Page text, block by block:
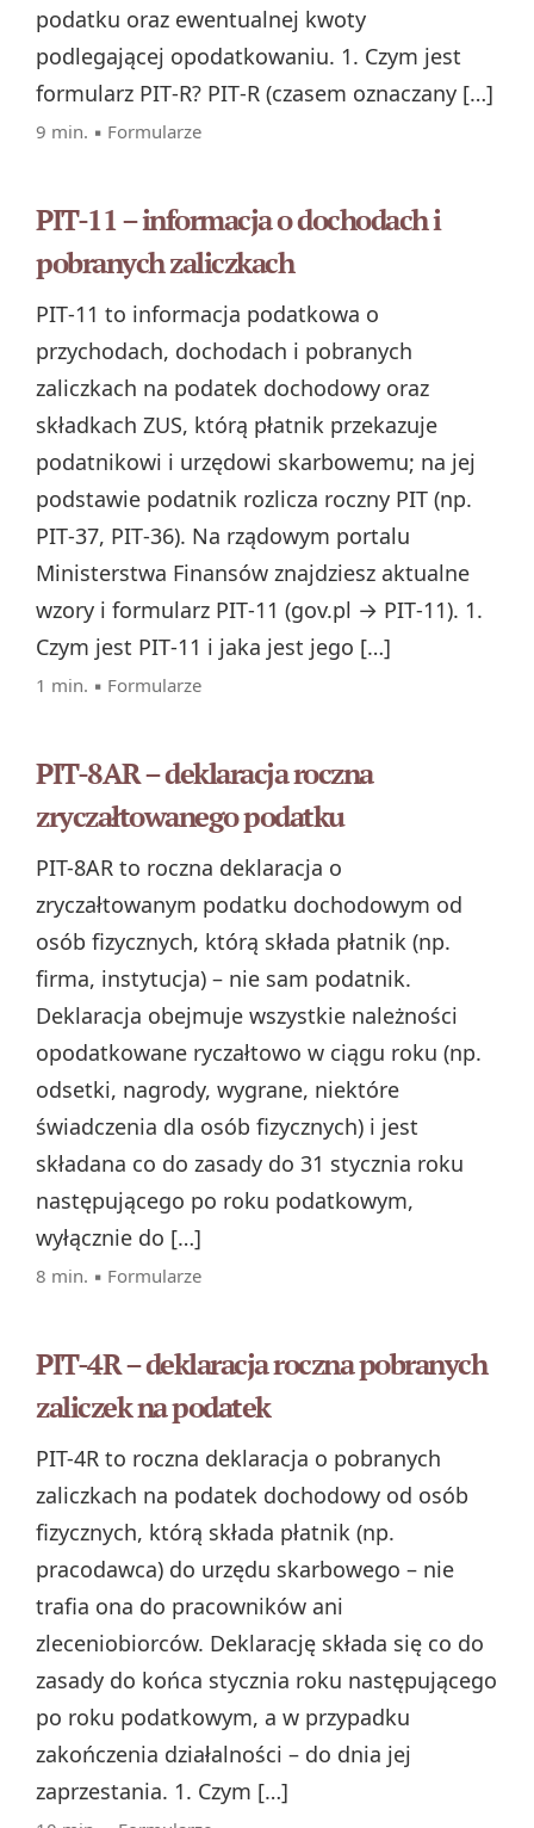
podatku oraz ewentualnej kwoty
podlegającej opodatkowaniu. 1. Czym jest
formularz PIT‑R? PIT‑R (czasem oznaczany […]
9 min. ▪ Formularze
PIT-11 – informacja o dochodach i
pobranych zaliczkach
PIT‑11 to informacja podatkowa o
przychodach, dochodach i pobranych
zaliczkach na podatek dochodowy oraz
składkach ZUS, którą płatnik przekazuje
podatnikowi i urzędowi skarbowemu; na jej
podstawie podatnik rozlicza roczny PIT (np.
PIT‑37, PIT‑36). Na rządowym portalu
Ministerstwa Finansów znajdziesz aktualne
wzory i formularz PIT‑11 (gov.pl → PIT‑11). 1.
Czym jest PIT‑11 i jaka jest jego […]
1 min. ▪ Formularze
PIT-8AR – deklaracja roczna
zryczałtowanego podatku
PIT-8AR to roczna deklaracja o
zryczałtowanym podatku dochodowym od
osób fizycznych, którą składa płatnik (np.
firma, instytucja) – nie sam podatnik.
Deklaracja obejmuje wszystkie należności
opodatkowane ryczałtowo w ciągu roku (np.
odsetki, nagrody, wygrane, niektóre
świadczenia dla osób fizycznych) i jest
składana co do zasady do 31 stycznia roku
następującego po roku podatkowym,
wyłącznie do […]
8 min. ▪ Formularze
PIT-4R – deklaracja roczna pobranych
zaliczek na podatek
PIT-4R to roczna deklaracja o pobranych
zaliczkach na podatek dochodowy od osób
fizycznych, którą składa płatnik (np.
pracodawca) do urzędu skarbowego – nie
trafia ona do pracowników ani
zleceniobiorców. Deklarację składa się co do
zasady do końca stycznia roku następującego
po roku podatkowym, a w przypadku
zakończenia działalności – do dnia jej
zaprzestania. 1. Czym […]